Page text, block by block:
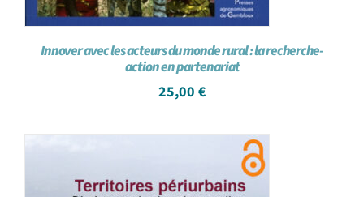
Innover avec les acteurs du monde rural : la recherche-
action en partenariat
25,00 €